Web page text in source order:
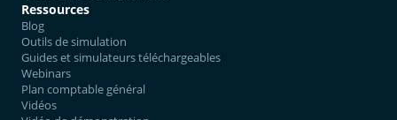
Ressources
Blog
Outils de simulation
Guides et simulateurs téléchargeables
Webinars
Plan comptable général
Vidéos